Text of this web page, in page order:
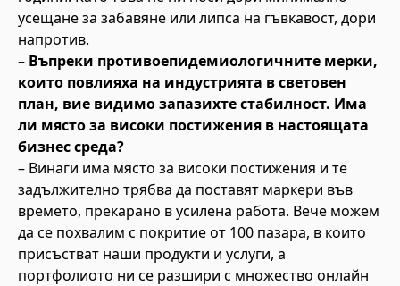
усещане за забавяне или липса на гъвкавост, дори
напротив.
– Въпреки противоепидемиологичните мерки,
които повлияха на индустрията в световен
план, вие видимо запазихте стабилност. Има
ли място за високи постижения в настоящата
бизнес среда?
– Винаги има място за високи постижения и те
задължително трябва да поставят маркери във
времето, прекарано в усилена работа. Вече можем
да се похвалим с покритие от 100 пазара, в които
присъстват наши продукти и услуги, а
портфолиото ни се разшири с множество онлайн